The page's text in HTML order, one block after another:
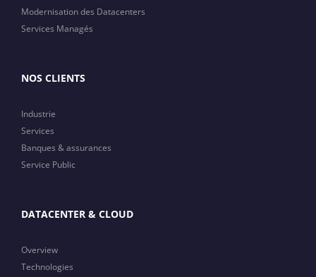
Modernisation des Datacenters
Services Managés
NOS CLIENTS
Industrie
Services
Banques & assurances
Service Public
DATACENTER & CLOUD
Overview
Technologies